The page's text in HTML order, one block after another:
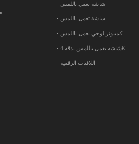
- شاشة تعمل باللمس
- شاشة تعمل باللمس
- كمبيوتر لوحي يعمل باللمس
- شاشة تعمل باللمس بدقة 4K
- اللافتات الرقمية